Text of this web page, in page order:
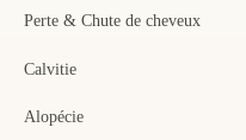
Perte & Chute de cheveux
Calvitie
Alopécie